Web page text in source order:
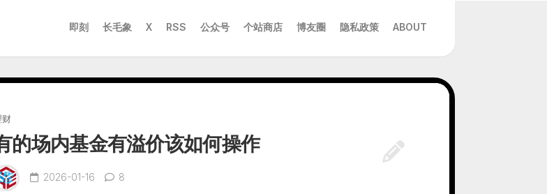
即刻 长毛象 X RSS 公众号 个站商店 博友圈 隐私政策 ABOUT
财
的场内基金有溢价该如何操作
2026-01-16 8